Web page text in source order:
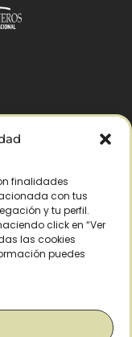
finalidades
con tus
y tu perfil.
click en “Ver
las cookies
puedes
– La Pontezuela, SLU
cookies